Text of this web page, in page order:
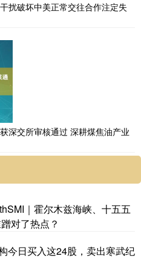
扰破坏中美正常交往合作注定失
深交所审核通过 深耕煤焦油产业
｜霍尔木兹海峡、十五五
对了热点？
今日买入这24股，卖出寒武纪